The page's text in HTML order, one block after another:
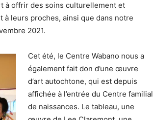
à offrir des soins culturellement et
leurs proches, ainsi que dans notre
2021.
Cet été, le Centre Wabano nous a
également fait don d’une œuvre
d’art autochtone, qui est depuis
affichée à l’entrée du Centre familial
de naissances. Le tableau, une